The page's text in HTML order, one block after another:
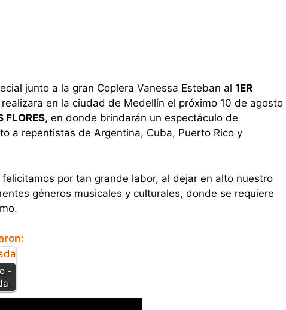
junto a la gran Coplera Vanessa Esteban al 1ER
en la ciudad de Medellín el próximo 10 de agosto
FLORES, en donde brindarán un espectáculo de
a repentistas de Argentina, Cuba, Puerto Rico y
por tan grande labor, al dejar en alto nuestro
géneros musicales y culturales, donde se requiere
-